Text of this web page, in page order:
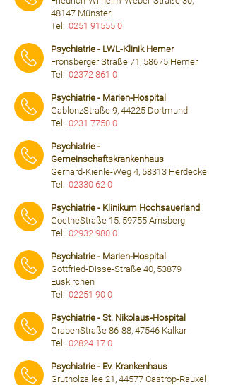
48147 Münster
Tel: 0251 91555 0
Psychiatrie - LWL-Klinik Hemer
Frönsberger Straße 71, 58675 Hemer
Tel: 02372 861 0
Psychiatrie - Marien-Hospital
GablonzStraße 9, 44225 Dortmund
Tel: 0231 7750 0
Psychiatrie -
Gemeinschaftskrankenhaus
Gerhard-Kienle-Weg 4, 58313 Herdecke
Tel: 02330 62 0
Psychiatrie - Klinikum Hochsauerland
GoetheStraße 15, 59755 Arnsberg
Tel: 02932 980 0
Psychiatrie - Marien-Hospital
Gottfried-Disse-Straße 40, 53879
Euskirchen
Tel: 02251 90 0
Psychiatrie - St. Nikolaus-Hospital
GrabenStraße 86-88, 47546 Kalkar
Tel: 02824 17 0
Psychiatrie - Ev. Krankenhaus
Grutholzallee 21, 44577 Castrop-Rauxel